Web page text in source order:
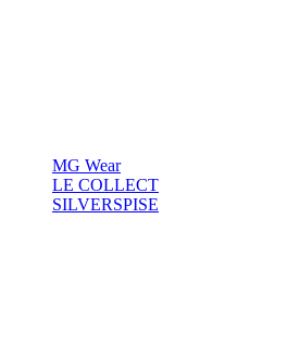
MG Wear
LE COLLECT
SILVERSPISE